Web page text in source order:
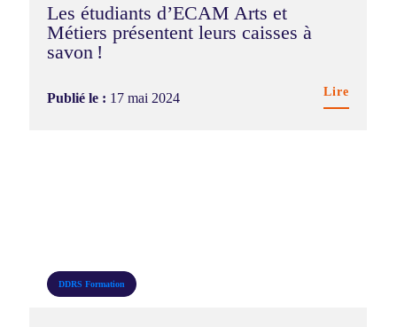
Les étudiants d’ECAM Arts et
Métiers présentent leurs caisses à
savon !
Publié le : 17 mai 2024 Lire
DDRS Formation